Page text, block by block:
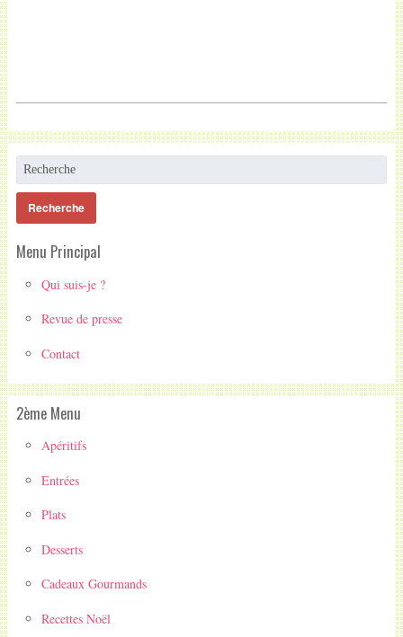
Menu Principal
Qui suis-je ?
Revue de presse
Contact
2ème Menu
Apéritifs
Entrées
Plats
Desserts
Cadeaux Gourmands
Recettes Noël